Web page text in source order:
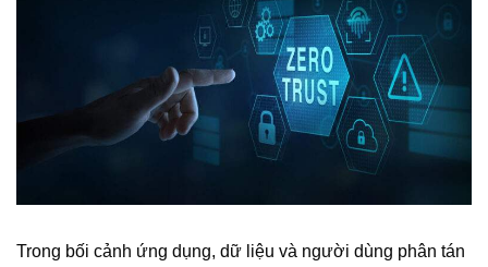
Trong bối cảnh ứng dụng, dữ liệu và người dùng phân tán